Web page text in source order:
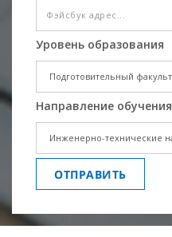
Уровень образования
Направление обучения
ОТПРАВИТЬ